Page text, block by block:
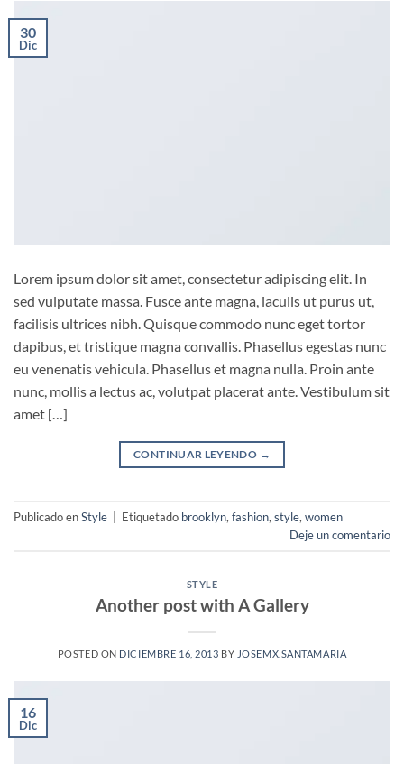
30
Dic
Lorem ipsum dolor sit amet, consectetur adipiscing elit. In
sed vulputate massa. Fusce ante magna, iaculis ut purus ut,
facilisis ultrices nibh. Quisque commodo nunc eget tortor
dapibus, et tristique magna convallis. Phasellus egestas nunc
eu venenatis vehicula. Phasellus et magna nulla. Proin ante
nunc, mollis a lectus ac, volutpat placerat ante. Vestibulum sit
amet […]
CONTINUAR LEYENDO →
Publicado enStyle Etiquetado brooklyn, fashion, style, women
Deje un comentario
STYLE
Another post with A Gallery
POSTED ON DICIEMBRE 16, 2013 BY JOSEMX.SANTAMARIA
16
Dic